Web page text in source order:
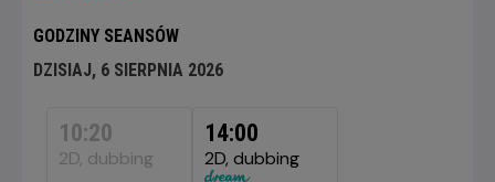
GODZINY SEANSÓW
DZISIAJ, 6 SIERPNIA 2026
SIERPNIA
2026
10:20
2D, dubbing
14:00
2D, dubbing